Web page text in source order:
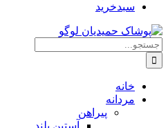
سبدخرید
جستجو
برای:
خانه
مردانه
پیراهن
آستین بلند